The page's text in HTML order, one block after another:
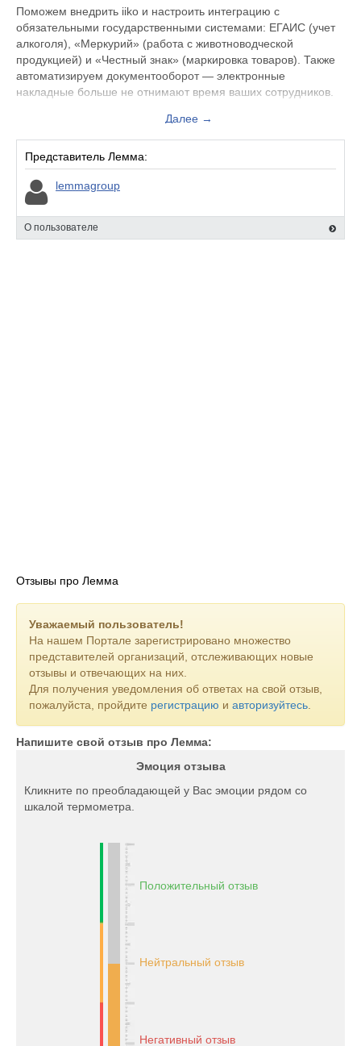
Поможем внедрить iiko и настроить интеграцию с
обязательными государственными системами: ЕГАИС (учет
алкоголя), «Меркурий» (работа с животноводческой
продукцией) и «Честный знак» (маркировка товаров). Также
автоматизируем документооборот — электронные
накладные больше не отнимают время ваших сотрудников.
Работаем под ключ: проведем аудит вашего заведения,
подберем оптимальное оборудование (кассы, терминалы,
принтеры чеков и кухни), выполним монтаж и настройку
системы. После запуска мы не бросаем клиентов —
проведем полноценное обучение для вашей команды:
официантов, администраторов и управляющих. Расскажем,
как работать в iiko эффективно и без стресса.
Далее →
Представитель Лемма:
lemmagroup
О пользователе
Отзывы про Лемма
Уважаемый пользователь!
На нашем Портале зарегистрировано множество
представителей организаций, отслеживающих новые
отзывы и отвечающих на них.
Для получения уведомления об ответах на свой отзыв,
пожалуйста, пройдите регистрацию и авторизуйтесь
Напишите свой отзыв про Лемма:
Эмоция отзыва
Кликните по преобладающей у Вас эмоции рядом со
шкалой термометра.
Положительный отзыв
Нейтральный отзыв
Негативный отзыв